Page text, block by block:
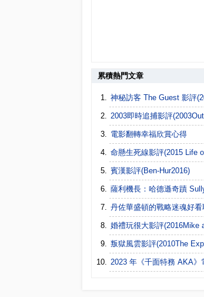
累積熱門文章
神秘訪客 The Guest 影評
2003即時追捕影評
電影翻轉幸福欣賞心得
命懸生死線影評(2015 Life
賓漢影評(Ben-Hur2016)
薩利機長：哈德遜奇蹟
丹佐華盛頓的戰略迷魂好看
婚禮玩很大影評(2016Mike
叛獄風雲影評(2010The
2023 年《千面特務 AKA》